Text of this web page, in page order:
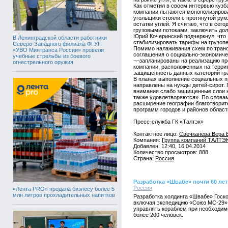
В Ленинградской области работники
Северо-Западного филиала ФГУП
«УВО Минтранса России» провели
учебные стрельбы из боевого
огнестрельного оружия
«Лента PRO» продала бизнесу более 5
млн литров прохладительных напитков
Как отметил в своем интервью
компании пытаются
угольщики стояли с протянутой
остатки углей. Я считаю, что в
грузовыми потоками, заключить
Юрий Кочеринский подчеркнул,
стабилизировать тарифы на
Помимо налаживания схем по
соглашения о социально-
¬¬запланированы на реализацию
компании, расположенных на
защищенность данных категорий
В планах выполнение социальных
направлены на нужды детей-сирот.
внимания слабо защищенные слои
также удовлетворяются». По
расширение географии
программ городов и районов
Пресс-служба ГК «Талтэк»
Контактное лицо: Свечканева Вера
Компания: Группа компаний
Добавлен: 12:40, 16.04.2014
Количество просмотров: 888
Страна: Россия
Разработка «Швабе» почти 60
Россия
Разработка холдинга «Швабе»
включая экспедицию «Союз МС-29»
управлять кораблем при
более 200 человек.